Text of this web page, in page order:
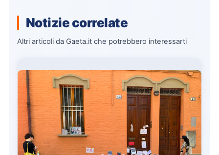
Notizie correlate
Altri articoli da Gaeta.it che potrebbero interessarti